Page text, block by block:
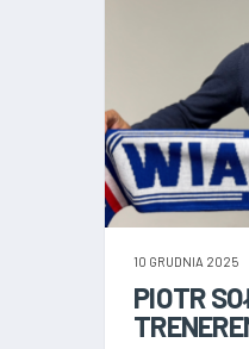
10 GRUDNIA 2025
PIOTR